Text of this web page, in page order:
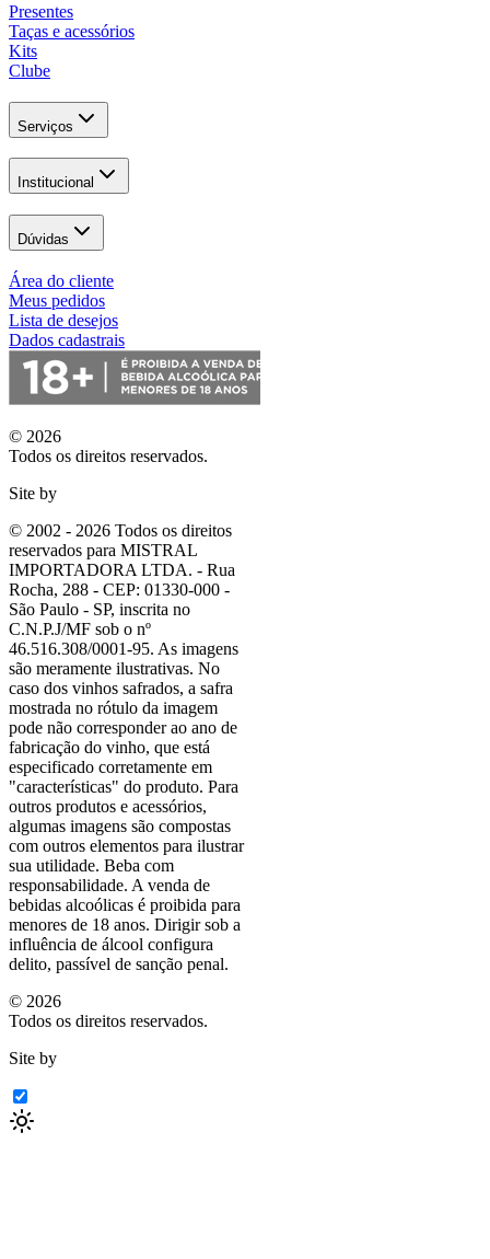
Presentes
Taças e acessórios
Kits
Clube
Serviços
Institucional
Dúvidas
Área do cliente
Meus pedidos
Lista de desejos
Dados cadastrais
© 2026
Todos os direitos reservados.
Site by
© 2002 - 2026 Todos os direitos
reservados para MISTRAL
IMPORTADORA LTDA. - Rua
Rocha, 288 - CEP: 01330-000 -
São Paulo - SP, inscrita no
C.N.P.J/MF sob o nº
46.516.308/0001-95. As imagens
são meramente ilustrativas. No
caso dos vinhos safrados, a safra
mostrada no rótulo da imagem
pode não corresponder ao ano de
fabricação do vinho, que está
especificado corretamente em
"características" do produto. Para
outros produtos e acessórios,
algumas imagens são compostas
com outros elementos para ilustrar
sua utilidade. Beba com
responsabilidade. A venda de
bebidas alcoólicas é proibida para
menores de 18 anos. Dirigir sob a
influência de álcool configura
delito, passível de sanção penal.
© 2026
Todos os direitos reservados.
Site by